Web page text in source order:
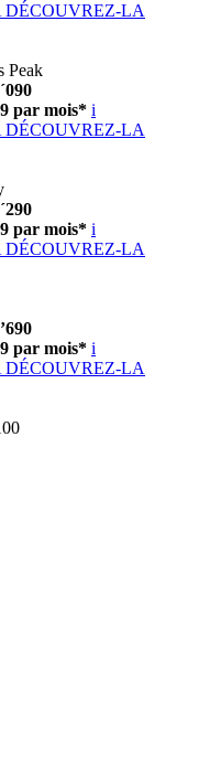
DÉCOUVREZ-LA
Peak
par mois* i
DÉCOUVREZ-LA
par mois* i
DÉCOUVREZ-LA
par mois* i
DÉCOUVREZ-LA